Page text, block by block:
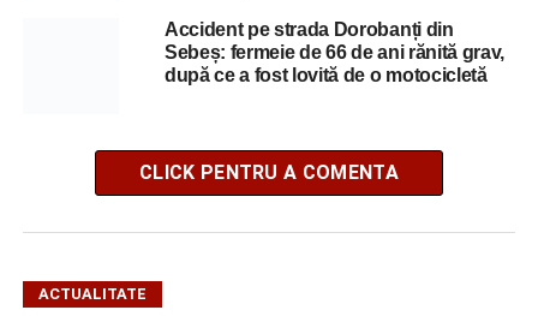
Accident pe strada Dorobanți din
Sebeș: fermeie de 66 de ani rănită grav,
după ce a fost lovită de o motocicletă
CLICK PENTRU A COMENTA
ACTUALITATE